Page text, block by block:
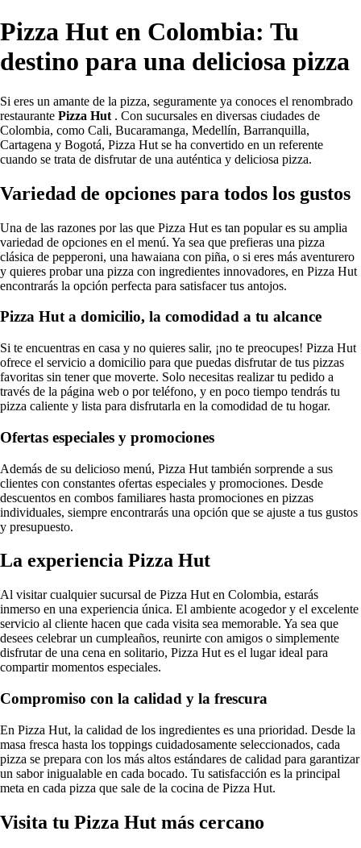
Pizza Hut en Colombia: Tu
destino para una deliciosa pizza
Si eres un amante de la pizza, seguramente ya conoces el renombrado
restaurante Pizza Hut . Con sucursales en diversas ciudades de
Colombia, como Cali, Bucaramanga, Medellín, Barranquilla,
Cartagena y Bogotá, Pizza Hut se ha convertido en un referente
cuando se trata de disfrutar de una auténtica y deliciosa pizza.
Variedad de opciones para todos los gustos
Una de las razones por las que Pizza Hut es tan popular es su amplia
variedad de opciones en el menú. Ya sea que prefieras una pizza
clásica de pepperoni, una hawaiana con piña, o si eres más aventurero
y quieres probar una pizza con ingredientes innovadores, en Pizza Hut
encontrarás la opción perfecta para satisfacer tus antojos.
Pizza Hut a domicilio, la comodidad a tu alcance
Si te encuentras en casa y no quieres salir, ¡no te preocupes! Pizza Hut
ofrece el servicio a domicilio para que puedas disfrutar de tus pizzas
favoritas sin tener que moverte. Solo necesitas realizar tu pedido a
través de la página web o por teléfono, y en poco tiempo tendrás tu
pizza caliente y lista para disfrutarla en la comodidad de tu hogar.
Ofertas especiales y promociones
Además de su delicioso menú, Pizza Hut también sorprende a sus
clientes con constantes ofertas especiales y promociones. Desde
descuentos en combos familiares hasta promociones en pizzas
individuales, siempre encontrarás una opción que se ajuste a tus gustos
y presupuesto.
La experiencia Pizza Hut
Al visitar cualquier sucursal de Pizza Hut en Colombia, estarás
inmerso en una experiencia única. El ambiente acogedor y el excelente
servicio al cliente hacen que cada visita sea memorable. Ya sea que
desees celebrar un cumpleaños, reunirte con amigos o simplemente
disfrutar de una cena en solitario, Pizza Hut es el lugar ideal para
compartir momentos especiales.
Compromiso con la calidad y la frescura
En Pizza Hut, la calidad de los ingredientes es una prioridad. Desde la
masa fresca hasta los toppings cuidadosamente seleccionados, cada
pizza se prepara con los más altos estándares de calidad para garantizar
un sabor inigualable en cada bocado. Tu satisfacción es la principal
meta en cada pizza que sale de la cocina de Pizza Hut.
Visita tu Pizza Hut más cercano